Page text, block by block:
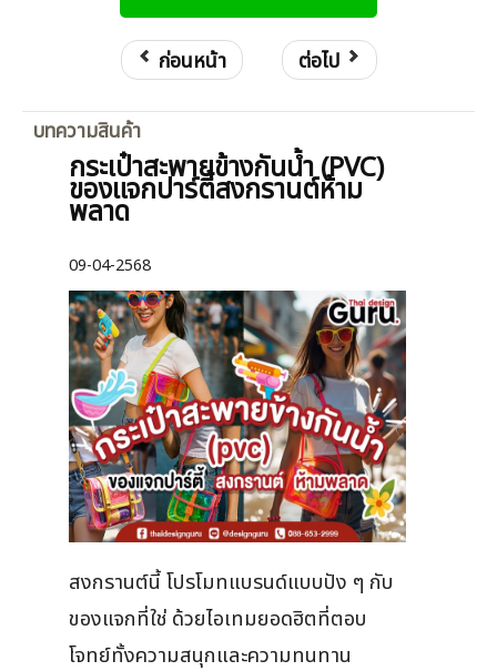
ก่อนหน้า ต่อไป
บทความสินค้า
กระเป๋าสะพายข้างกันน้ำ (PVC)
ของแจกปาร์ตี้สงกรานต์ห้าม
พลาด
09-04-2568
สงกรานต์นี้ โปรโมทแบรนด์แบบปัง ๆ กับ
ของแจกที่ใช่ ด้วยไอเทมยอดฮิตที่ตอบ
โจทย์ทั้งความสนุกและความทนทาน